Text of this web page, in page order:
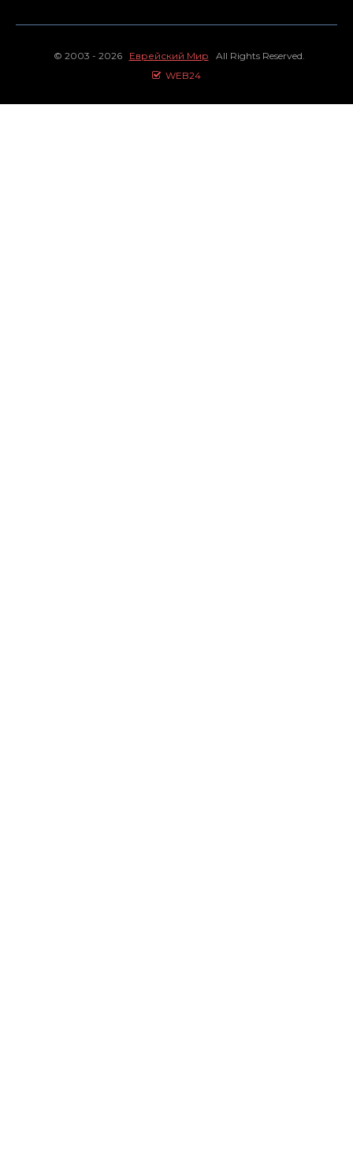
© 2003 - 2026 Еврейский Мир All Rights Reserved.
WEB24